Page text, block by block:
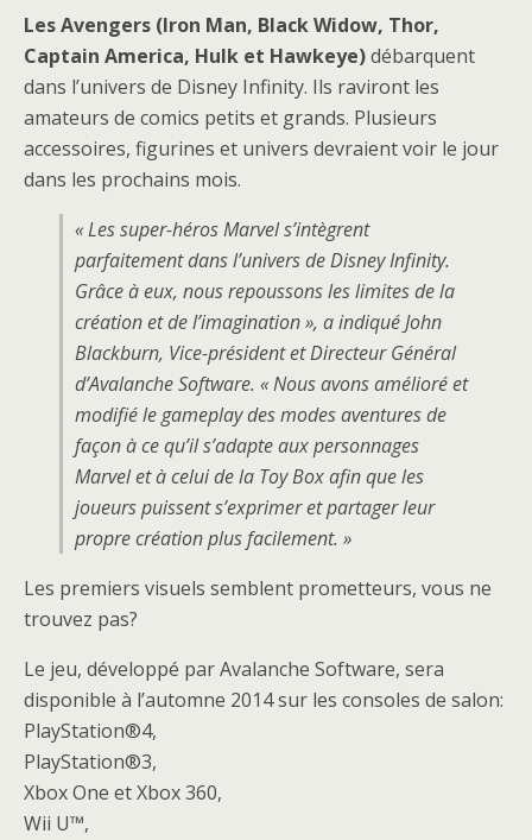
Les Avengers (Iron Man, Black Widow, Thor,
Captain America, Hulk et Hawkeye)débarquent
dans l’univers de Disney Infinity. Ils raviront les
amateurs de comics petits et grands. Plusieurs
accessoires, figurines et univers devraient voir le jour
dans les prochains mois.
« Les super-héros Marvel s’intègrent
parfaitement dans l’univers de Disney Infinity.
Grâce à eux, nous repoussons les limites de la
création et de l’imagination », a indiqué John
Blackburn, Vice-président et Directeur Général
d’Avalanche Software. « Nous avons amélioré et
modifié le gameplay des modes aventures de
façon à ce qu’il s’adapte aux personnages
Marvel et à celui de la Toy Box afin que les
joueurs puissent s’exprimer et partager leur
propre création plus facilement. »
Les premiers visuels semblent prometteurs, vous ne
trouvez pas?
Le jeu, développé par Avalanche Software, sera
disponible à l’automne 2014 sur les consoles de salon:
PlayStation®4,
PlayStation®3,
Xbox One et Xbox 360,
Wii U™,